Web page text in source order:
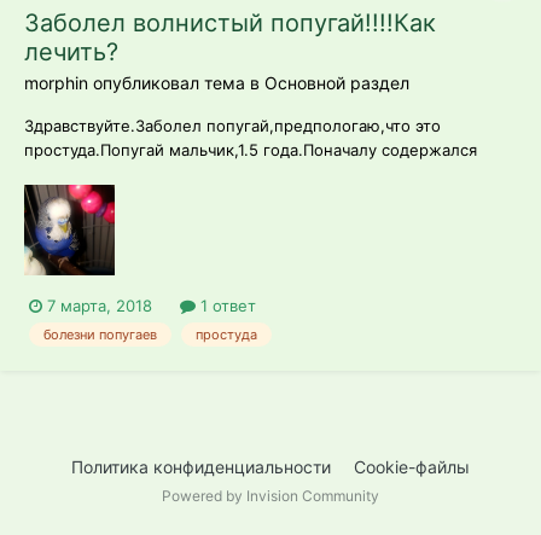
Заболел волнистый попугай!!!!Как
лечить?
morphin опубликовал тема в Основной раздел
Здравствуйте.Заболел попугай,предпологаю,что это
простуда.Попугай мальчик,1.5 года.Поначалу содержался
даю яблоки,огурцы.Кушает вроде нормально,чистит
первшки,сидит на одной лапке.На данный момент птиц
ослаблен,весь день спит нахохлевшись,прячек...
7 марта, 2018 1 ответ
болезни попугаев простуда
Политика конфиденциальности Cookie-файлы
Powered by Invision Community